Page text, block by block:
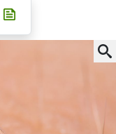
Whatsapp
auf Telegram
auf X